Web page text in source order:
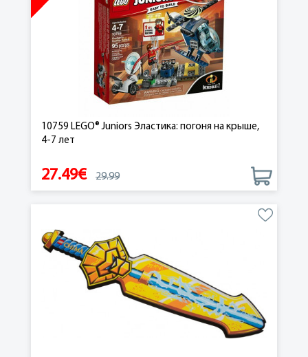
10759 LEGO® Juniors Эластика: погоня на крыше,
4-7 лет
27.49€ 29.99